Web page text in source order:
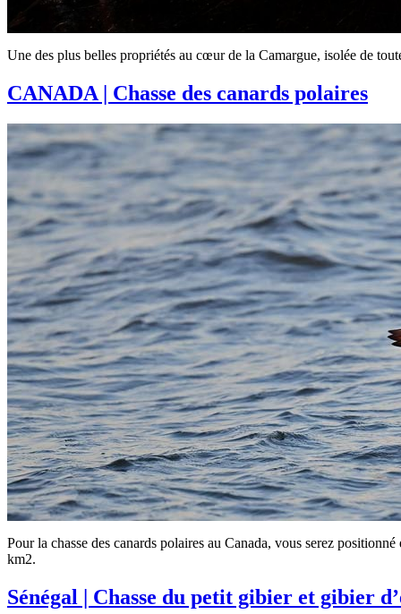
Une des plus belles propriétés au cœur de la Camargue, isolée de
CANADA | Chasse des canards polaires
Pour la chasse des canards polaires au Canada, vous serez
km2.
Sénégal | Chasse du petit gibier et gibier